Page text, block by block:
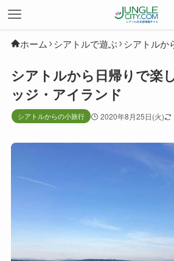
ホーム シアトルで遊ぶ シアトルか
シアトルから日帰りで楽
ッジ・アイランド
シアトルからの小旅行 2020年8月25日(火)